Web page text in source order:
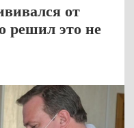
от
решил это не